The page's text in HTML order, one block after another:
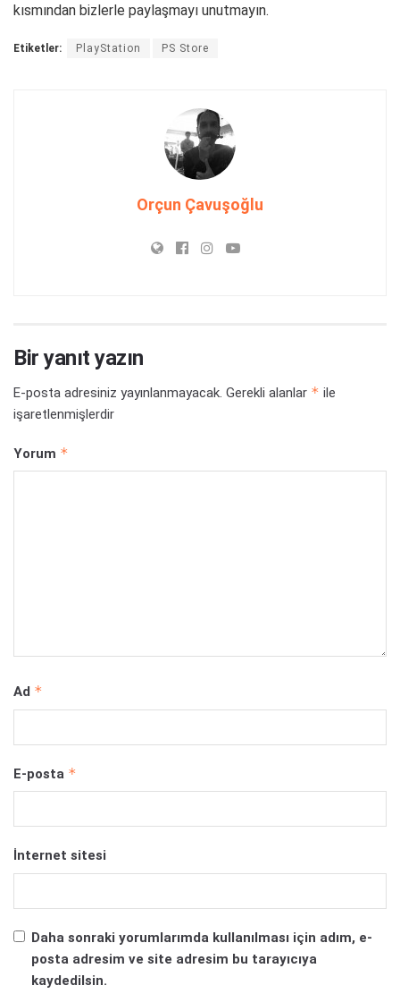
kısmından bizlerle paylaşmayı unutmayın.
Etiketler: PlayStation PS Store
Orçun Çavuşoğlu
Bir yanıt yazın
E-posta adresiniz yayınlanmayacak. Gerekli alanlar * ile
işaretlenmişlerdir
Yorum *
Ad *
E-posta *
İnternet sitesi
Daha sonraki yorumlarımda kullanılması için adım, e-
posta adresim ve site adresim bu tarayıcıya
kaydedilsin.